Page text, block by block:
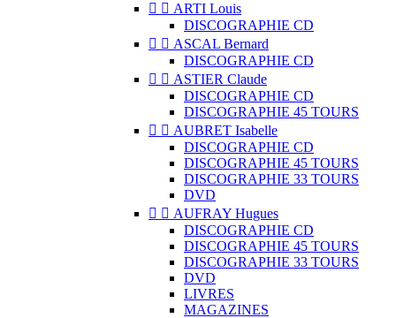
  ARTI Louis
DISCOGRAPHIE CD
  ASCAL Bernard
DISCOGRAPHIE CD
  ASTIER Claude
DISCOGRAPHIE CD
DISCOGRAPHIE 45 TOURS
  AUBRET Isabelle
DISCOGRAPHIE CD
DISCOGRAPHIE 45 TOURS
DISCOGRAPHIE 33 TOURS
DVD
  AUFRAY Hugues
DISCOGRAPHIE CD
DISCOGRAPHIE 45 TOURS
DISCOGRAPHIE 33 TOURS
DVD
LIVRES
MAGAZINES